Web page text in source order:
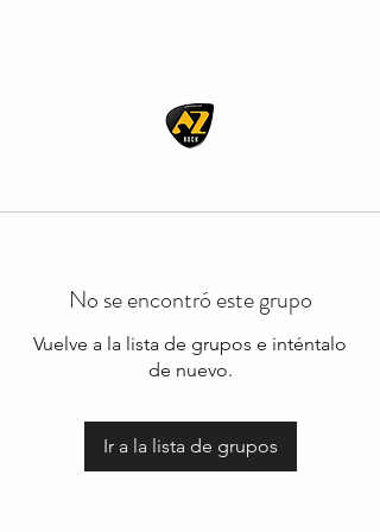
No se encontró este grupo
Vuelve a la lista de grupos e inténtalo
de nuevo.
Ir a la lista de grupos